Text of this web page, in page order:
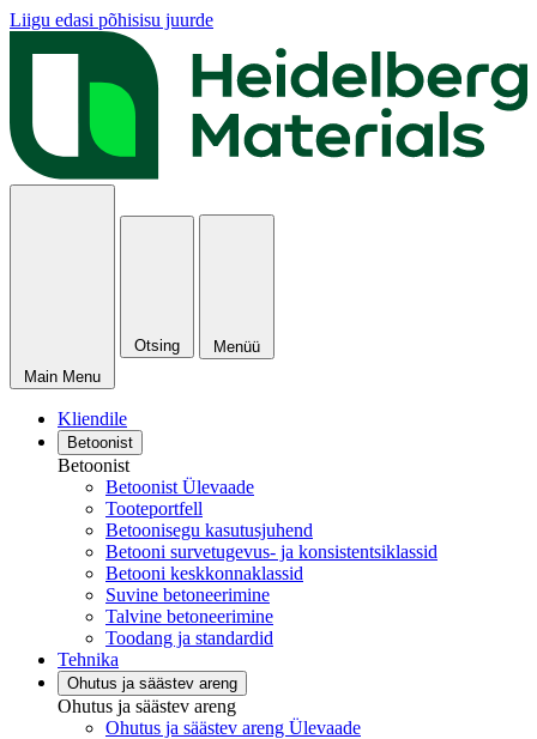
Liigu edasi põhisisu juurde
Main Menu
Otsing Menüü
Kliendile
Betoonist
Betoonist
Betoonist Ülevaade
Tooteportfell
Betoonisegu kasutusjuhend
Betooni survetugevus- ja konsistentsiklassid
Betooni keskkonnaklassid
Suvine betoneerimine
Talvine betoneerimine
Toodang ja standardid
Tehnika
Ohutus ja säästev areng
Ohutus ja säästev areng
Ohutus ja säästev areng Ülevaade